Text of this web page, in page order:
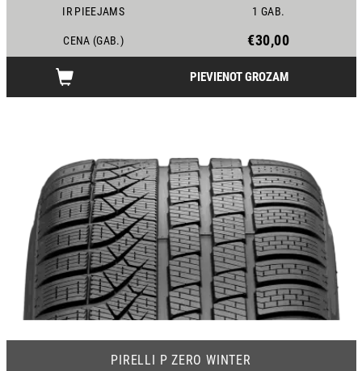
IR PIEEJAMS 1 GAB.
CENA (GAB.) €30,00
PIEVIENOT GROZAM
PIRELLI P ZERO WINTER